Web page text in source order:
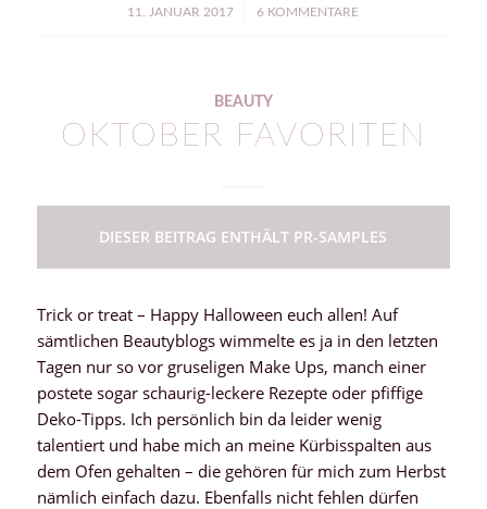
11. JANUAR 2017
/ 6 KOMMENTARE
BEAUTY
OKTOBER FAVORITEN
DIESER BEITRAG ENTHÄLT PR-SAMPLES
Trick or treat – Happy Halloween euch allen! Auf
sämtlichen Beautyblogs wimmelte es ja in den letzten
Tagen nur so vor gruseligen Make Ups, manch einer
postete sogar schaurig-leckere Rezepte oder pfiffige
Deko-Tipps. Ich persönlich bin da leider wenig
talentiert und habe mich an meine Kürbisspalten aus
dem Ofen gehalten – die gehören für mich zum Herbst
nämlich einfach dazu. Ebenfalls nicht fehlen dürfen